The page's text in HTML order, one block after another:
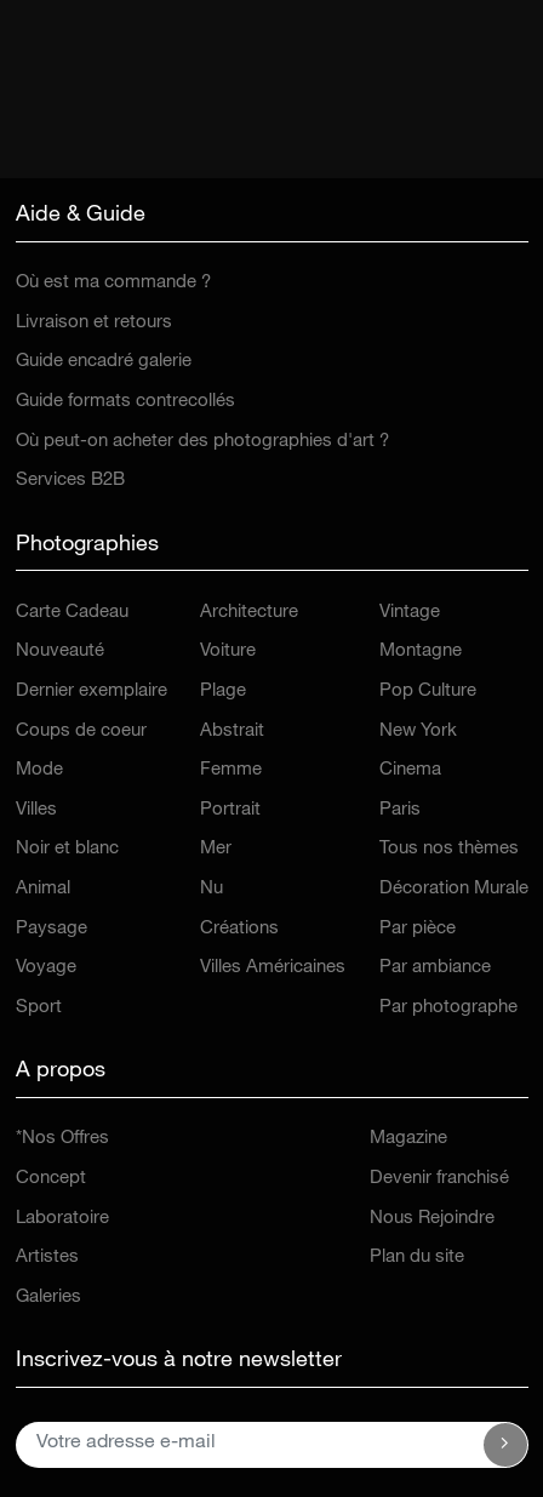
Aide & Guide
Où est ma commande ?
Livraison et retours
Guide encadré galerie
Guide formats contrecollés
Où peut-on acheter des photographies d'art ?
Services B2B
Photographies
Carte Cadeau
Nouveauté
Dernier exemplaire
Coups de coeur
Mode
Villes
Noir et blanc
Animal
Paysage
Voyage
Sport
Architecture
Voiture
Plage
Abstrait
Femme
Portrait
Mer
Nu
Créations
Villes Américaines
Vintage
Montagne
Pop Culture
New York
Cinema
Paris
Tous nos thèmes
Décoration Murale
Par pièce
Par ambiance
Par photographe
A propos
*Nos Offres
Concept
Laboratoire
Artistes
Galeries
Magazine
Devenir franchisé
Nous Rejoindre
Plan du site
Inscrivez-vous à notre newsletter